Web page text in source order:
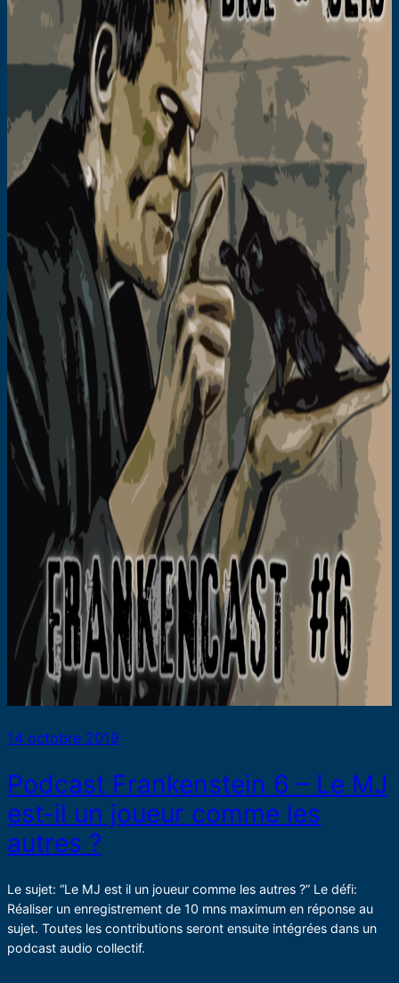
14 octobre 2019
Podcast Frankenstein 6 – Le MJ
est-il un joueur comme les
autres ?
Le sujet: “Le MJ est il un joueur comme les autres ?” Le défi:
Réaliser un enregistrement de 10 mns maximum en réponse au
sujet. Toutes les contributions seront ensuite intégrées dans un
podcast audio collectif.